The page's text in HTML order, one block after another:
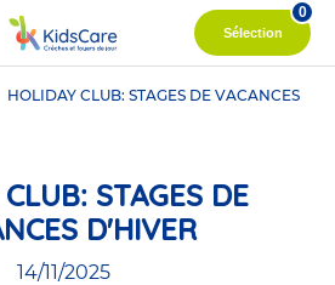
Sélection
0
HOLIDAY CLUB: STAGES DE VACANCES
STAGES DE
D'HIVER
14/11/2025